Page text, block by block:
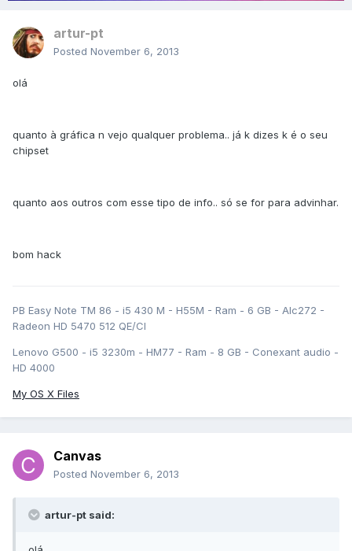
artur-pt
Posted November 6, 2013
olá
quanto à gráfica n vejo qualquer problema.. já k dizes k é o seu
chipset
quanto aos outros com esse tipo de info.. só se for para advinhar.
bom hack
PB Easy Note TM 86 - i5 430 M - H55M - Ram - 6 GB - Alc272 -
Radeon HD 5470 512 QE/CI
Lenovo G500 - i5 3230m - HM77 - Ram - 8 GB - Conexant audio -
HD 4000
My OS X Files
Canvas
Posted November 6, 2013
artur-pt said: